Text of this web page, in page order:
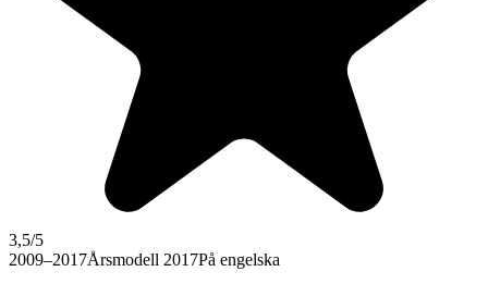
3,5/5
2009–2017Årsmodell 2017På engelska